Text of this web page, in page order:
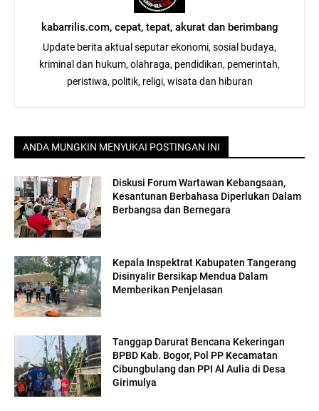
kabarrilis.com, cepat, tepat, akurat dan berimbang
Update berita aktual seputar ekonomi, sosial budaya,
kriminal dan hukum, olahraga, pendidikan, pemerintah,
peristiwa, politik, religi, wisata dan hiburan
ANDA MUNGKIN MENYUKAI POSTINGAN INI
Diskusi Forum Wartawan Kebangsaan,
Kesantunan Berbahasa Diperlukan Dalam
Berbangsa dan Bernegara
Kepala Inspektrat Kabupaten Tangerang
Disinyalir Bersikap Mendua Dalam
Memberikan Penjelasan
Tanggap Darurat Bencana Kekeringan
BPBD Kab. Bogor, Pol PP Kecamatan
Cibungbulang dan PPI Al Aulia di Desa
Girimulya